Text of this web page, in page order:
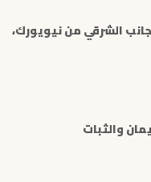
الشرقي من نيويورك،
والثبات